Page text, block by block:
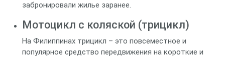
забронировали жилье заранее.
Мотоцикл с коляской (трицикл)
На Филиппинах трицикл – это повсеместное и
популярное средство передвижения на короткие и